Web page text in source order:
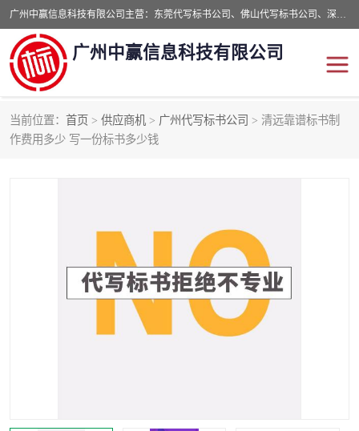
广州中赢信息科技有限公司主营：东莞代写标书公司、佛山代写标书公司、深圳代写标书公司等,食品类标书、工程类类标书,经验丰富的标书制作团队,24小时加急服务,多对一服务。
广州中赢信息科技有限公司
当前位置： 首页 > 供应商机 > 广州代写标书公司 > 清远靠谱标书制
作费用多少 写一份标书多少钱
东莞代写标书公司